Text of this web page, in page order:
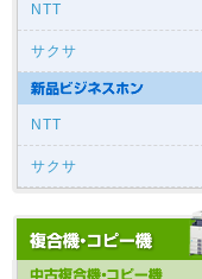
NTT
サクサ
NTT
サクサ